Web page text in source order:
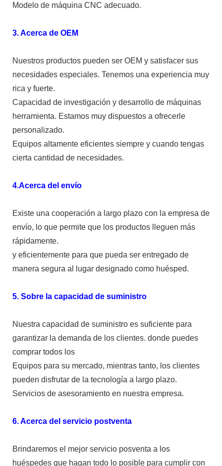
Modelo de máquina CNC adecuado.
3. Acerca de OEM
Nuestros productos pueden ser OEM y satisfacer sus
necesidades especiales. Tenemos una experiencia muy
rica y fuerte.
Capacidad de investigación y desarrollo de máquinas
herramienta. Estamos muy dispuestos a ofrecerle
personalizado.
Equipos altamente eficientes siempre y cuando tengas
cierta cantidad de necesidades.
4.Acerca del envío
Existe una cooperación a largo plazo con la empresa de
envío, lo que permite que los productos lleguen más
rápidamente.
y eficientemente para que pueda ser entregado de
manera segura al lugar designado como huésped.
5. Sobre la capacidad de suministro
Nuestra capacidad de suministro es suficiente para
garantizar la demanda de los clientes. donde puedes
comprar todos los
Equipos para su mercado, mientras tanto, los clientes
pueden disfrutar de la tecnología a largo plazo.
Servicios de asesoramiento en nuestra empresa.
6. Acerca del servicio postventa
Brindaremos el mejor servicio posventa a los
huéspedes que hagan todo lo posible para cumplir con